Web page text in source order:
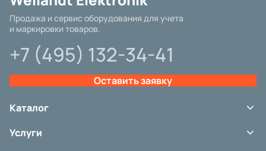
Бренд
Интерфейс подключения
Гарантия
Другие параметры
Категория
Вид принтера
Разрешение, dpi
Продажа и сервис оборудования для учета
и маркировки товаров.
+7 (495) 132-34-41
Оставить заявку
Каталог
Сканеры штрих-кода
Услуги